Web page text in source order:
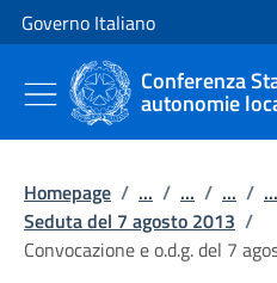
Vai al contenuto
Vai alla navigazione del sito
Governo Italiano
Conferenza
autonomie
Homepage / ... / ... / ... / ...
Seduta del 7 agosto 2013 /
Convocazione e o.d.g. del 7